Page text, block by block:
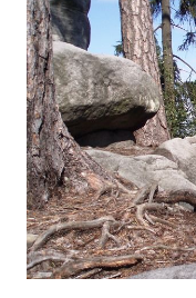
PRZEZ
GÓRY